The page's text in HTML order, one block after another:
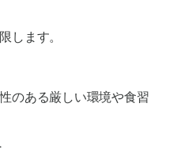
します。
のある厳しい環境や食習
.